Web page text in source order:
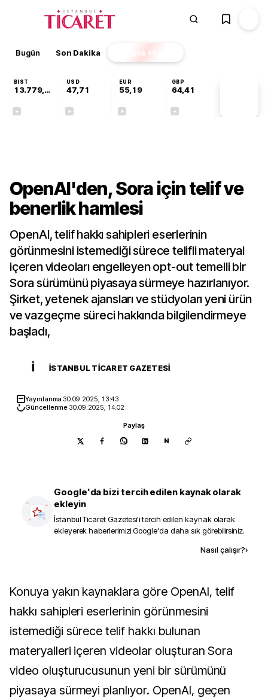
Bugün Son Dakika Finans EKSTRA
BIST
13.779,39
USD
47,71
EUR
55,19
GBP
64,41
OpenAI'den, Sora için telif ve
benerlik hamlesi
OpenAI, telif hakkı sahipleri eserlerinin
görünmesini istemediği sürece telifli materyal
içeren videoları engelleyen opt-out temelli bir
Sora sürümünü piyasaya sürmeye hazırlanıyor.
Şirket, yetenek ajansları ve stüdyoları yeni ürün
ve vazgeçme süreci hakkında bilgilendirmeye
başladı,
İ İSTANBUL TICARET GAZETESI
Yayınlanma 30.09.2025, 13:43
Güncellenme 30.09.2025, 14:02
Paylaş
N
Google'da bizi tercih edilen kaynak olarak
ekleyin
İstanbul Ticaret Gazetesi'i tercih edilen kaynak olarak
ekleyerek haberlerimizi Google'da daha sık görebilirsiniz.
Nasıl çalışır?›
Konuya yakın kaynaklara göre OpenAI, telif
hakkı sahipleri eserlerinin görünmesini
istemediği sürece telif hakkı bulunan
materyalleri içeren videolar oluşturan Sora
video oluşturucusunun yeni bir sürümünü
piyasaya sürmeyi planlıyor. OpenAI, geçen